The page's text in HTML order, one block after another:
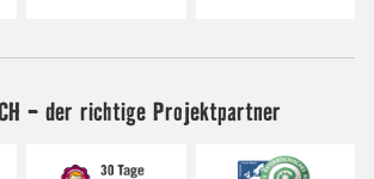
- der richtige Projektpartner